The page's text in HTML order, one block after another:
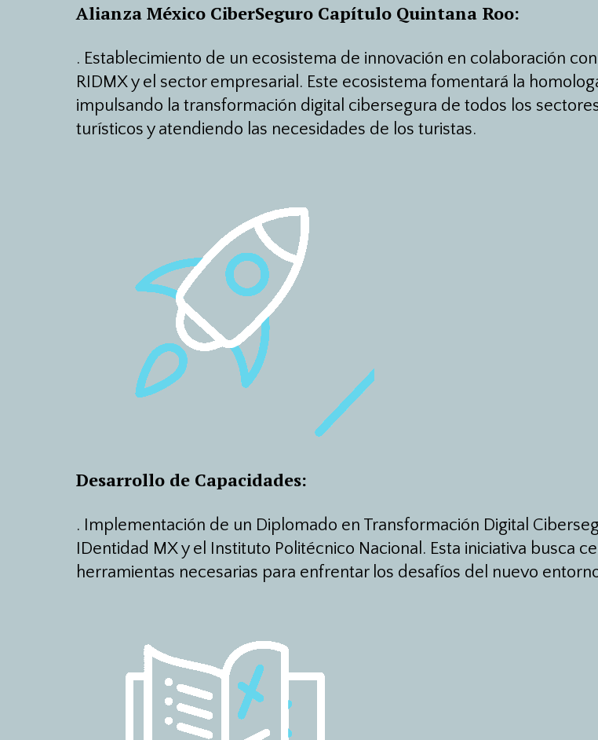
Alianza México CiberSeguro Capítulo Quintana Roo:
. Establecimiento de un ecosistema de innovación en colaboración con
RIDMX y el sector empresarial. Este ecosistema fomentará la
impulsando la transformación digital cibersegura de todos los
turísticos y atendiendo las necesidades de los turistas.
Desarrollo de Capacidades:
. Implementación de un Diplomado en Transformación Digital
IDentidad MX y el Instituto Politécnico Nacional. Esta iniciativa busca
herramientas necesarias para enfrentar los desafíos del nuevo